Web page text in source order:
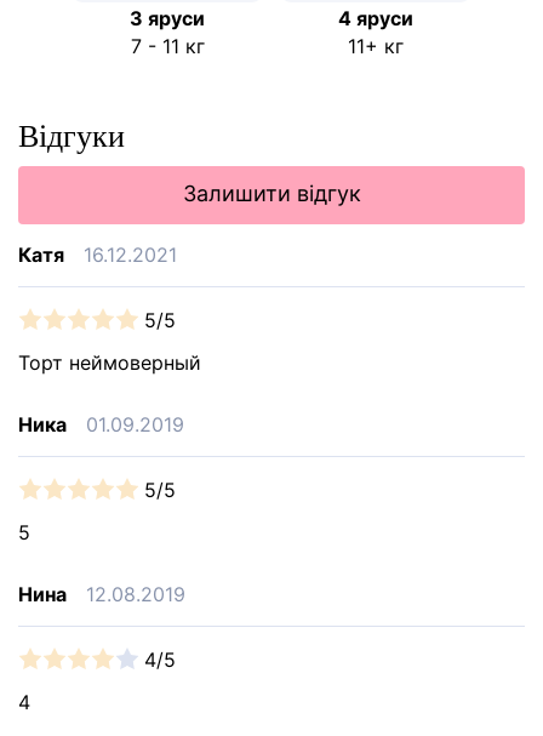
3 яруси
7 - 11 кг
4 яруси
11+ кг
Відгуки
Залишити відгук
Катя 16.12.2021
5/5
Торт неймоверный
Ника 01.09.2019
5/5
5
Нина 12.08.2019
4/5
4